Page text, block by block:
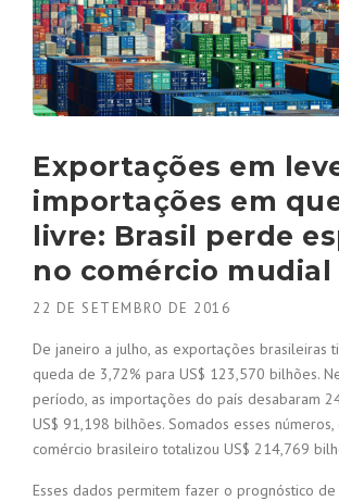
Exportações em
importações em
livre: Brasil perde
no comércio mudial
22 DE SETEMBRO DE 2016
De janeiro a julho, as exportações brasileiras
queda de 3,72% para US$ 123,570 bilhões.
período, as importações do país desabaram
US$ 91,198 bilhões. Somados esses
comércio brasileiro totalizou US$ 214,769
Esses dados permitem fazer o prognóstico